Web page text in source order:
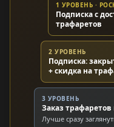
1 УРОВЕНЬ ·
Подписка с
трафаретов
2 УРОВЕНЬ
Подписка:
+ скидка на
3 УРОВЕНЬ
Заказ
Лучше сразу